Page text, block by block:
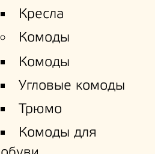
Кресла
Комоды
Комоды
Угловые комоды
Трюмо
Комоды для